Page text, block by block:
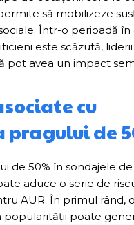
să mobilizeze
Într-o perioadă în
este scăzută,
pot avea un impact
cu
pragului de
de 50% în sondajele
aduce o serie de
AUR. În primul rând,
popularității poate